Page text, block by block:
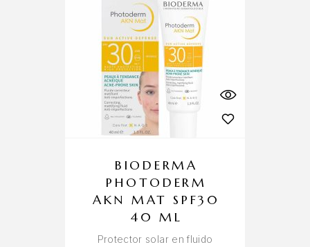
BIODERMA
PHOTODERM
AKN MAT SPF30
40 ML
Protector solar en fluido